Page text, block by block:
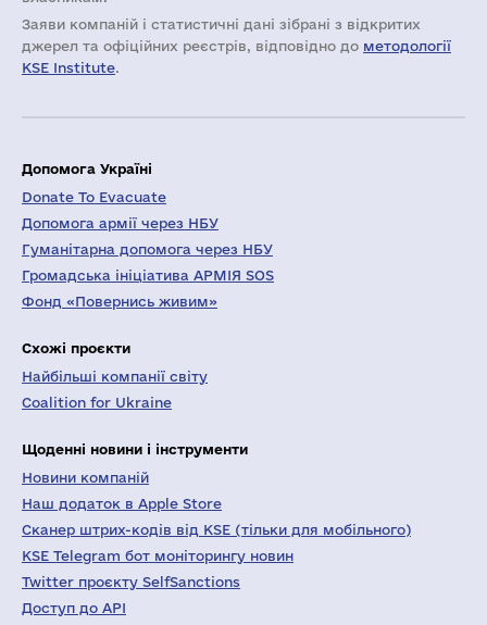
Заяви компаній i статистичні дані зібрані з відкритих
джерел та офіційних реєстрів, відповідно до методології
KSE Institute.
Допомога Україні
Donate To Evacuate
Допомога армії через НБУ
Гуманітарна допомога через НБУ
Громадська ініціатива АРМІЯ SOS
Фонд «Повернись живим»
Схожі проєкти
Найбільші компанії світу
Coalition for Ukraine
Щоденні новини і інструменти
Новини компаній
Наш додаток в Apple Store
Сканер штрих-кодів від KSE (тільки для мобільного)
KSE Telegram бот моніторингу новин
Twitter проєкту SelfSanctions
Доступ до API